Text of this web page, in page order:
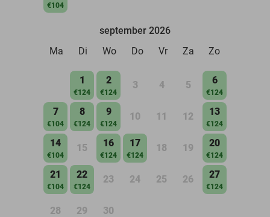
€104
september 2026
Ma
Di Wo Do Vr Za Zo
1
€124
2
€124
3 4 5 6
€124
7
€104
8
€124
9
€124
10 11 12 13
€124
14
€104
15 16
€124
17
€124
18 19 20
€124
21
€104
22
€124
23 24 25 26 27
€124
28 29 30